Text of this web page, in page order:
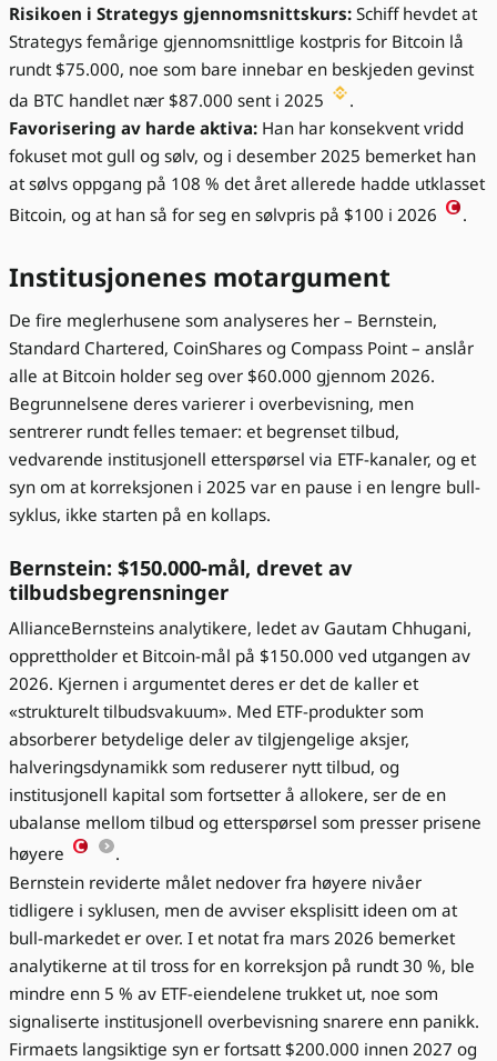
Risikoen i Strategys gjennomsnittskurs: Schiff hevdet at
Strategys femårige gjennomsnittlige kostpris for Bitcoin lå
rundt $75.000, noe som bare innebar en beskjeden gevinst
da BTC handlet nær $87.000 sent i 2025
.
Favorisering av harde aktiva: Han har konsekvent vridd
fokuset mot gull og sølv, og i desember 2025 bemerket han
at sølvs oppgang på 108 % det året allerede hadde utklasset
Bitcoin, og at han så for seg en sølvpris på $100 i 2026
.
Institusjonenes motargument
De fire meglerhusene som analyseres her – Bernstein,
Standard Chartered, CoinShares og Compass Point – anslår
alle at Bitcoin holder seg over $60.000 gjennom 2026.
Begrunnelsene deres varierer i overbevisning, men
sentrerer rundt felles temaer: et begrenset tilbud,
vedvarende institusjonell etterspørsel via ETF-kanaler, og et
syn om at korreksjonen i 2025 var en pause i en lengre bull-
syklus, ikke starten på en kollaps.
Bernstein: $150.000-mål, drevet av
tilbudsbegrensninger
AllianceBernsteins analytikere, ledet av Gautam Chhugani,
opprettholder et Bitcoin-mål på $150.000 ved utgangen av
2026. Kjernen i argumentet deres er det de kaller et
«strukturelt tilbudsvakuum». Med ETF-produkter som
absorberer betydelige deler av tilgjengelige aksjer,
halveringsdynamikk som reduserer nytt tilbud, og
institusjonell kapital som fortsetter å allokere, ser de en
ubalanse mellom tilbud og etterspørsel som presser prisene
høyere
.
Bernstein reviderte målet nedover fra høyere nivåer
tidligere i syklusen, men de avviser eksplisitt ideen om at
bull-markedet er over. I et notat fra mars 2026 bemerket
analytikerne at til tross for en korreksjon på rundt 30 %, ble
mindre enn 5 % av ETF-eiendelene trukket ut, noe som
signaliserte institusjonell overbevisning snarere enn panikk.
Firmaets langsiktige syn er fortsatt $200.000 innen 2027 og